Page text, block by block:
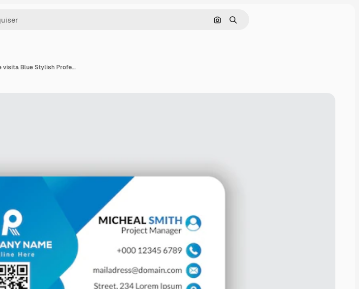
Pesquisar por imagem
Buscar
Design criativo e moderno de modelos de cartões de visita Blue Stylish Professional